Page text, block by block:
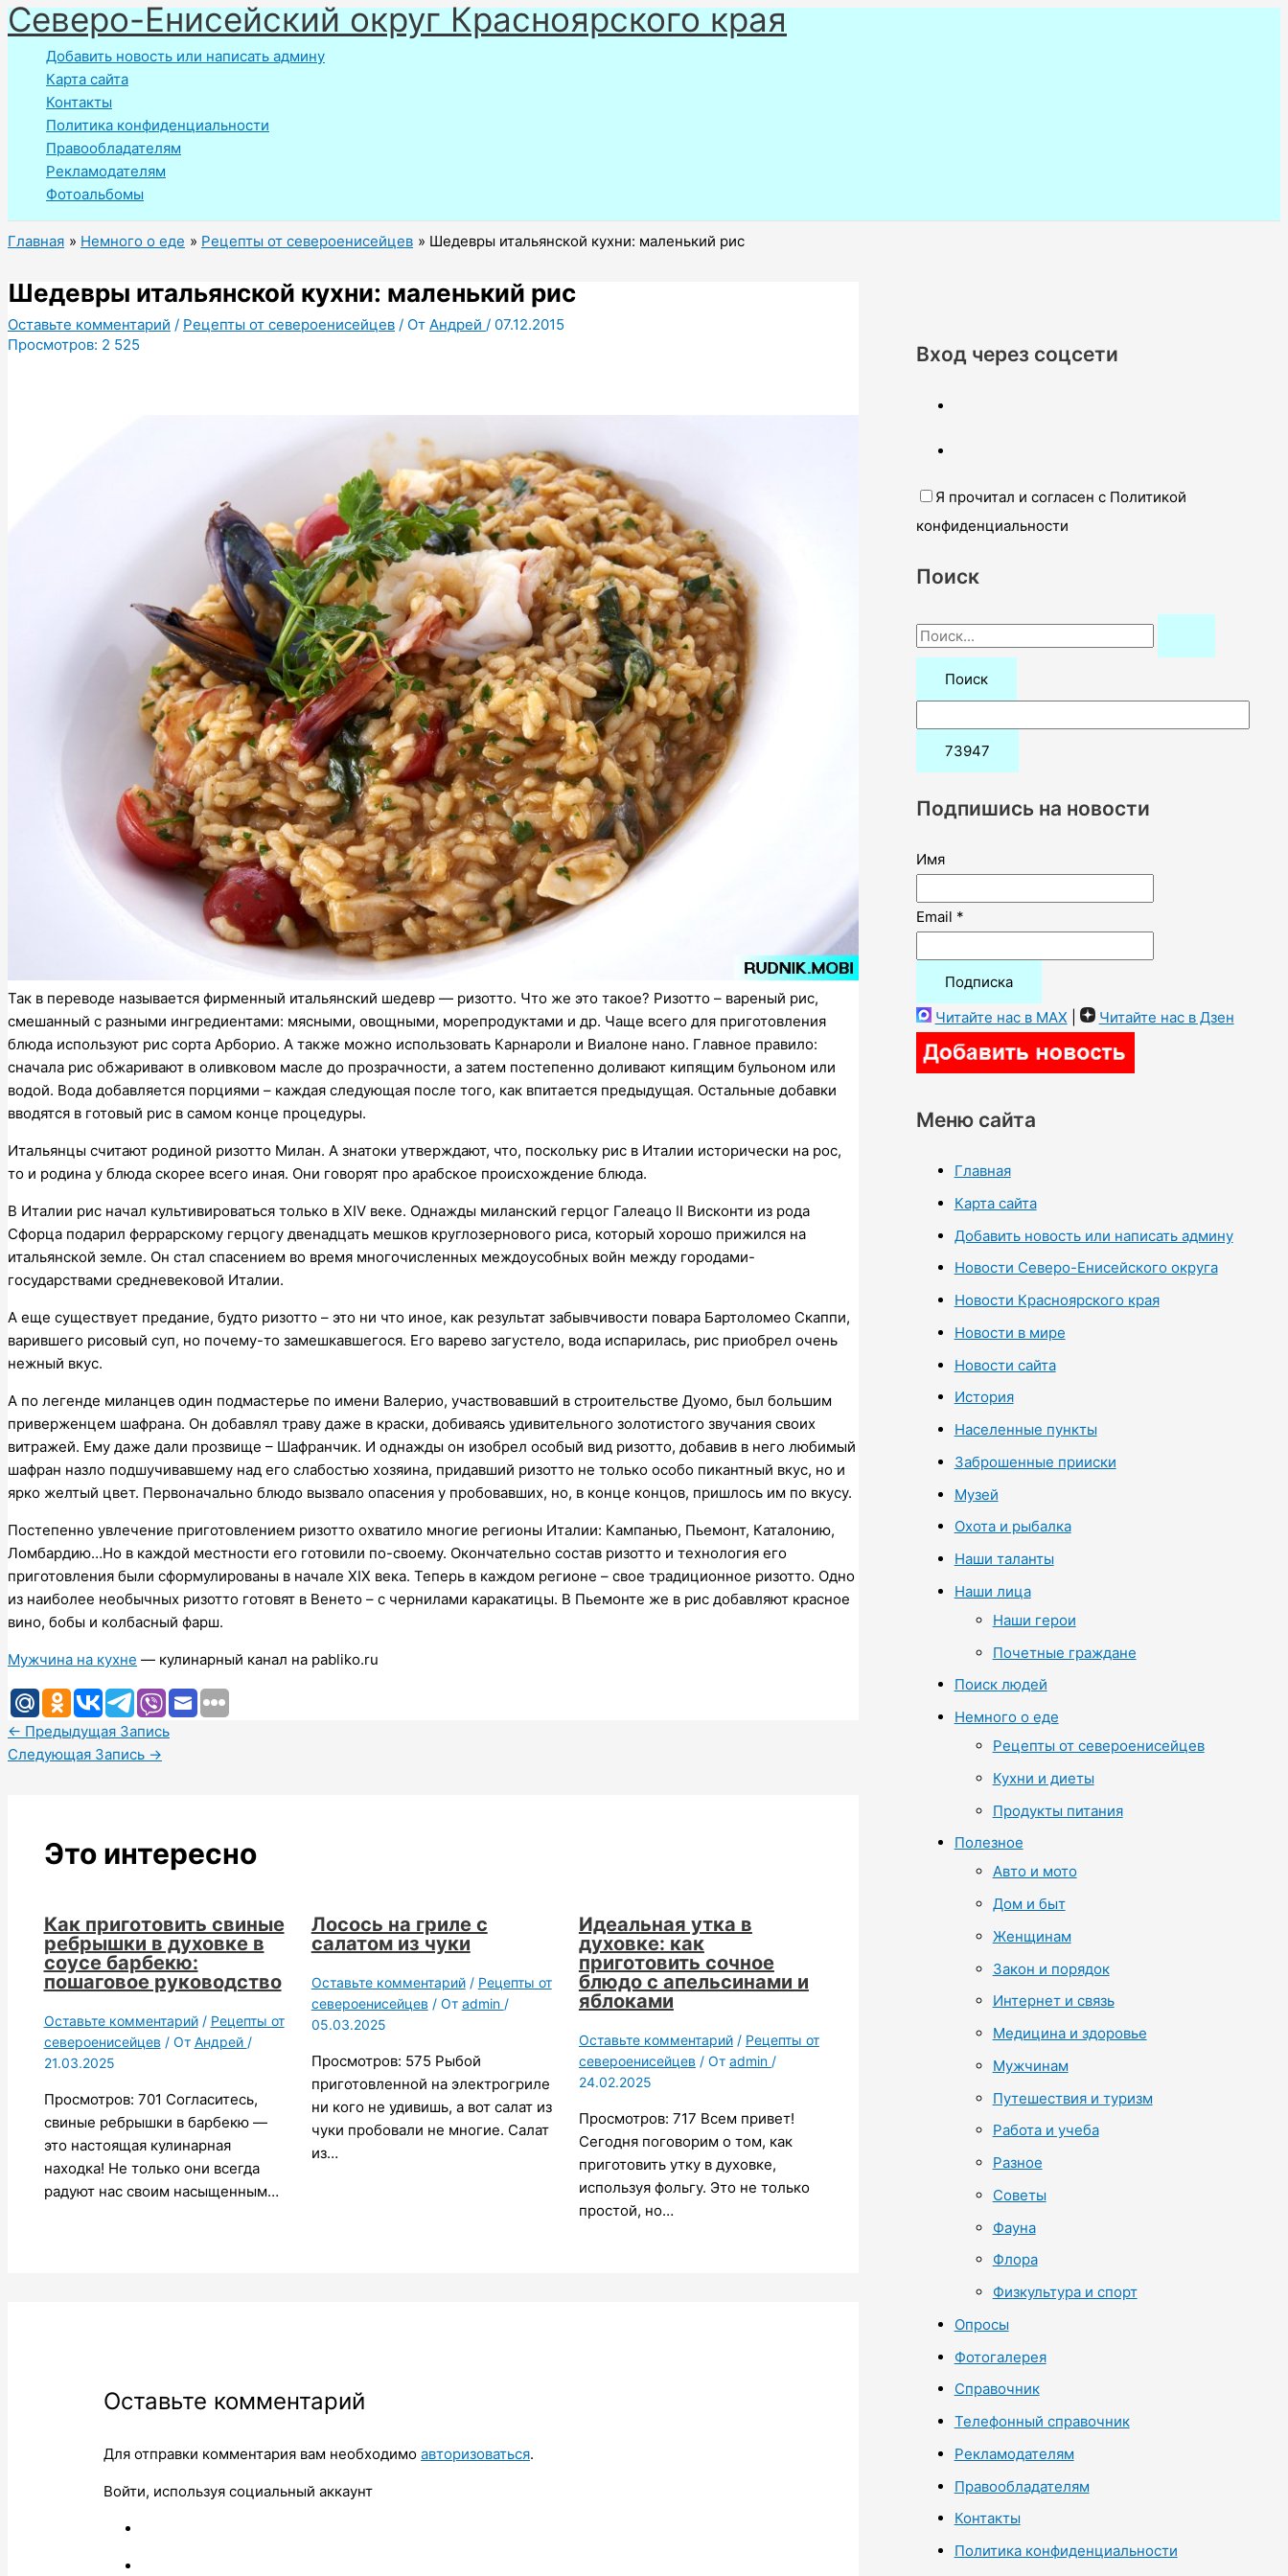
Перейти
к
содержимому
Северо-Енисейский округ Красноярского края
Добавить новость или написать админу
Карта сайта
Контакты
Политика конфиденциальности
Правообладателям
Рекламодателям
Фотоальбомы
Главная Немного о еде Рецепты от североенисейцев Шедевры итальянской кухни: маленький рис
Шедевры итальянской кухни: маленький рис
Оставьте комментарий / Рецепты от североенисейцев / От Андрей / 07.12.2015
Просмотров: 2 525
Так в переводе называется фирменный итальянский шедевр — ризотто. Что же это такое? Ризотто – вареный рис,
смешанный с разными ингредиентами: мясными, овощными, морепродуктами и др. Чаще всего для приготовления
блюда используют рис сорта Арборио. А также можно использовать Карнароли и Виалоне нано. Главное правило:
сначала рис обжаривают в оливковом масле до прозрачности, а затем постепенно доливают кипящим бульоном или
водой. Вода добавляется порциями – каждая следующая после того, как впитается предыдущая. Остальные добавки
вводятся в готовый рис в самом конце процедуры.
Итальянцы считают родиной ризотто Милан. А знатоки утверждают, что, поскольку рис в Италии исторически на рос,
то и родина у блюда скорее всего иная. Они говорят про арабское происхождение блюда.
В Италии рис начал культивироваться только в XIV веке. Однажды миланский герцог Галеацо II Висконти из рода
Сфорца подарил феррарскому герцогу двенадцать мешков круглозернового риса, который хорошо прижился на
итальянской земле. Он стал спасением во время многочисленных междоусобных войн между городами-
государствами средневековой Италии.
А еще существует предание, будто ризотто – это ни что иное, как результат забывчивости повара Бартоломео Скаппи,
варившего рисовый суп, но почему-то замешкавшегося. Его варево загустело, вода испарилась, рис приобрел очень
нежный вкус.
А по легенде миланцев один подмастерье по имени Валерио, участвовавший в строительстве Дуомо, был большим
приверженцем шафрана. Он добавлял траву даже в краски, добиваясь удивительного золотистого звучания своих
витражей. Ему даже дали прозвище – Шафранчик. И однажды он изобрел особый вид ризотто, добавив в него любимый
шафран назло подшучивавшему над его слабостью хозяина, придавший ризотто не только особо пикантный вкус, но и
ярко желтый цвет. Первоначально блюдо вызвало опасения у пробовавших, но, в конце концов, пришлось им по вкусу.
Постепенно увлечение приготовлением ризотто охватило многие регионы Италии: Кампанью, Пьемонт, Каталонию,
Ломбардию…Но в каждой местности его готовили по-своему. Окончательно состав ризотто и технология его
приготовления были сформулированы в начале XIX века. Теперь в каждом регионе – свое традиционное ризотто. Одно
из наиболее необычных ризотто готовят в Венето – с чернилами каракатицы. В Пьемонте же в рис добавляют красное
вино, бобы и колбасный фарш.
Мужчина на кухне — кулинарный канал на pabliko.ru
← Предыдущая Запись
Следующая Запись →
Это интересно
Как приготовить свиные
ребрышки в духовке в
соусе барбекю:
пошаговое руководство
Оставьте комментарий / Рецепты от
североенисейцев / От Андрей /
21.03.2025
Просмотров: 701 Согласитесь,
свиные ребрышки в барбекю —
это настоящая кулинарная
находка! Не только они всегда
радуют нас своим насыщенным…
Лосось на гриле с
салатом из чуки
Оставьте комментарий / Рецепты от
североенисейцев / От admin /
05.03.2025
Просмотров: 575 Рыбой
приготовленной на электрогриле
ни кого не удивишь, а вот салат из
чуки пробовали не многие. Салат
из…
Идеальная утка в
духовке: как
приготовить сочное
блюдо с апельсинами и
яблоками
Оставьте комментарий / Рецепты от
североенисейцев / От admin /
24.02.2025
Просмотров: 717 Всем привет!
Сегодня поговорим о том, как
приготовить утку в духовке,
используя фольгу. Это не только
простой, но…
Оставьте комментарий
Для отправки комментария вам необходимоавторизоваться.
Войти, используя социальный аккаунт
Вход через соцсети
Я прочитал и согласен с Политикой
конфиденциальности
Поиск
П
о
:
Подпишись на новости
Имя
Email *
Читайте нас в MAX Читайте нас в Дзен
Меню сайта
Главная
Карта сайта
Добавить новость или написать админу
Новости Северо-Енисейского округа
Новости Красноярского края
Новости в мире
Новости сайта
История
Населенные пункты
Заброшенные прииски
Музей
Охота и рыбалка
Наши таланты
Наши лица
Наши герои
Почетные граждане
Поиск людей
Немного о еде
Рецепты от североенисейцев
Кухни и диеты
Продукты питания
Полезное
Авто и мото
Дом и быт
Женщинам
Закон и порядок
Интернет и связь
Медицина и здоровье
Мужчинам
Путешествия и туризм
Работа и учеба
Разное
Советы
Фауна
Флора
Физкультура и спорт
Опросы
Фотогалерея
Справочник
Телефонный справочник
Рекламодателям
Правообладателям
Контакты
Политика конфиденциальности